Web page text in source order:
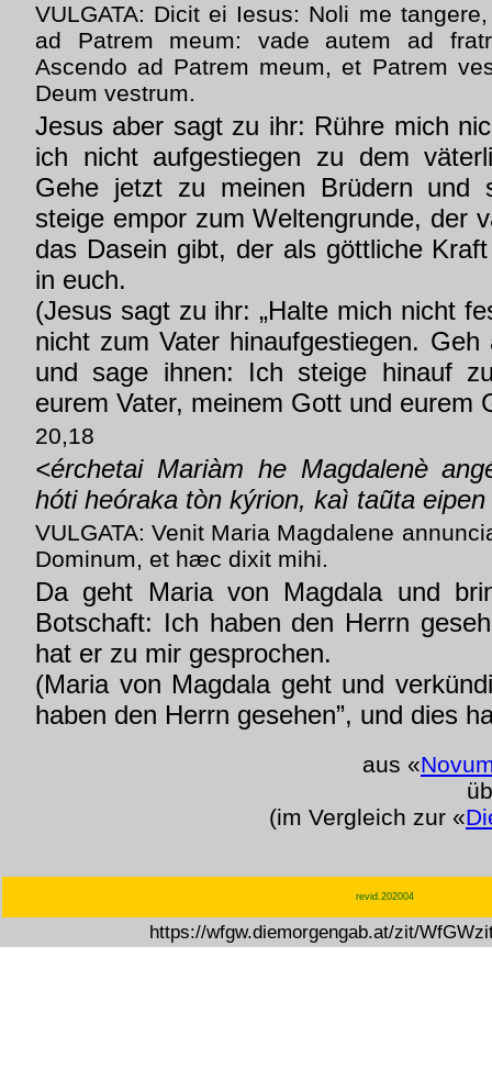
VULGATA: Dicit ei Iesus: Noli me
ad Patrem meum: vade autem ad
Ascendo ad Patrem meum, et Patrem
Deum vestrum.
Jesus aber sagt zu ihr: Rühre mich
ich nicht aufgestiegen zu dem
Gehe jetzt zu meinen Brüdern und
steige empor zum Weltengrunde, der
das Dasein gibt, der als göttliche
in euch.
(Jesus sagt zu ihr: „Halte mich nicht
nicht zum Vater hinaufgestiegen.
und sage ihnen: Ich steige hinauf
eurem Vater, meinem Gott und eurem
20,18
<érchetai Mariàm he Magdalenè
hóti heóraka tòn kýrion, kaì taũta
VULGATA: Venit Maria Magdalene
Dominum, et hæc dixit mihi.
Da geht Maria von Magdala und
Botschaft: Ich haben den Herrn
hat er zu mir gesprochen.
(Maria von Magdala geht und
haben den Herrn gesehen”, und dies
aus «
(im Vergleich zur «
revid.202004
https://wfgw.diemorgengab.at/zit/